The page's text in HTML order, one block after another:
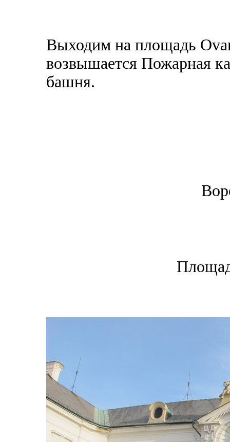
Выходим на площадь
возвышается Пожарная
башня.